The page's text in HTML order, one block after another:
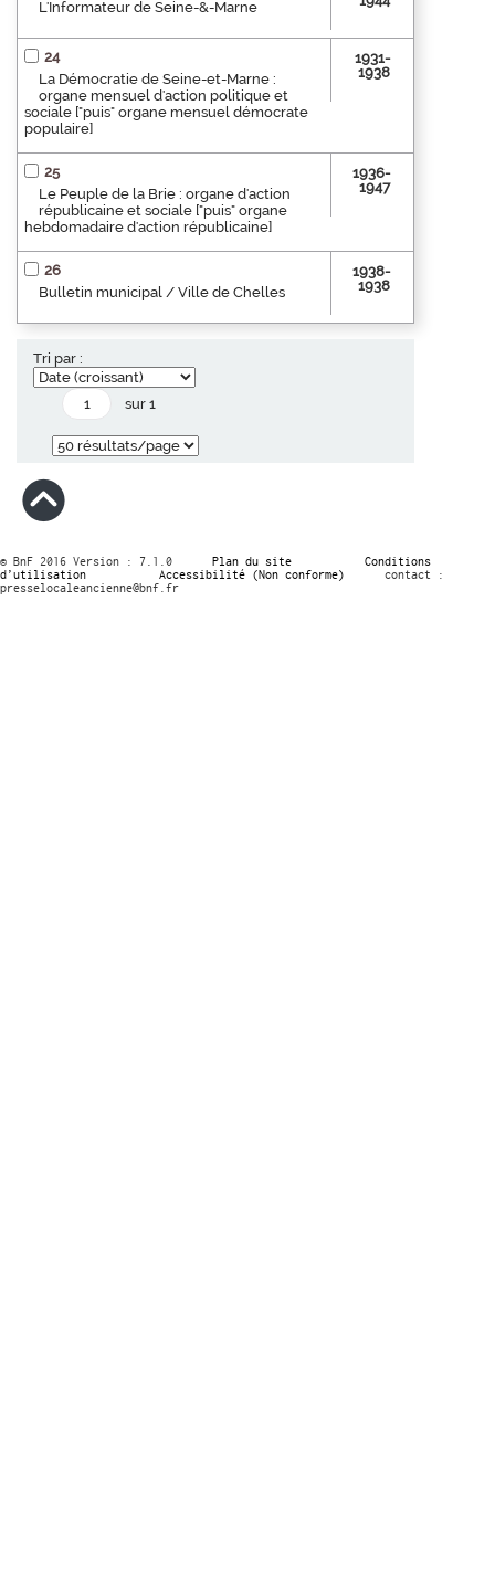
L'Informateur de Seine-&-Marne
24
La Démocratie de Seine-et-Marne :
organe mensuel d'action politique et
sociale ["puis" organe mensuel démocrate
populaire]
1931-
1938
25
Le Peuple de la Brie : organe d'action
républicaine et sociale ["puis" organe
hebdomadaire d'action républicaine]
1936-
1947
26
Bulletin municipal / Ville de Chelles
1938-
1938
Tri par :
sur 1
© BnF 2016 Version : 7.1.0 Plan du site
Conditions
d’utilisation
Accessibilité (Non conforme)
contact :
presselocaleancienne@bnf.fr